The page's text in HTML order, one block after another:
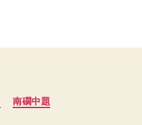
カ
テ
南礀中題